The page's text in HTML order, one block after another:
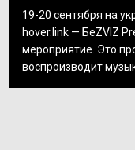
19-20 сентября на
hover.link — БеZVIZ
мероприятие. Это
воспроизводит